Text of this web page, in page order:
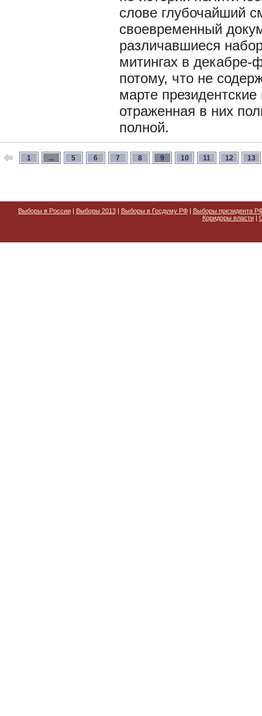
слове глубочайший
своевременный
различавшиеся
митингах в
потому, что не
марте
отраженная в них
полной.
1 ... 5 6 7 8 9 10 11 12 13
Выборы в России| Выборы 2013| Выборы в Госдуму РФ| Выборы президента
Коридоры власти|